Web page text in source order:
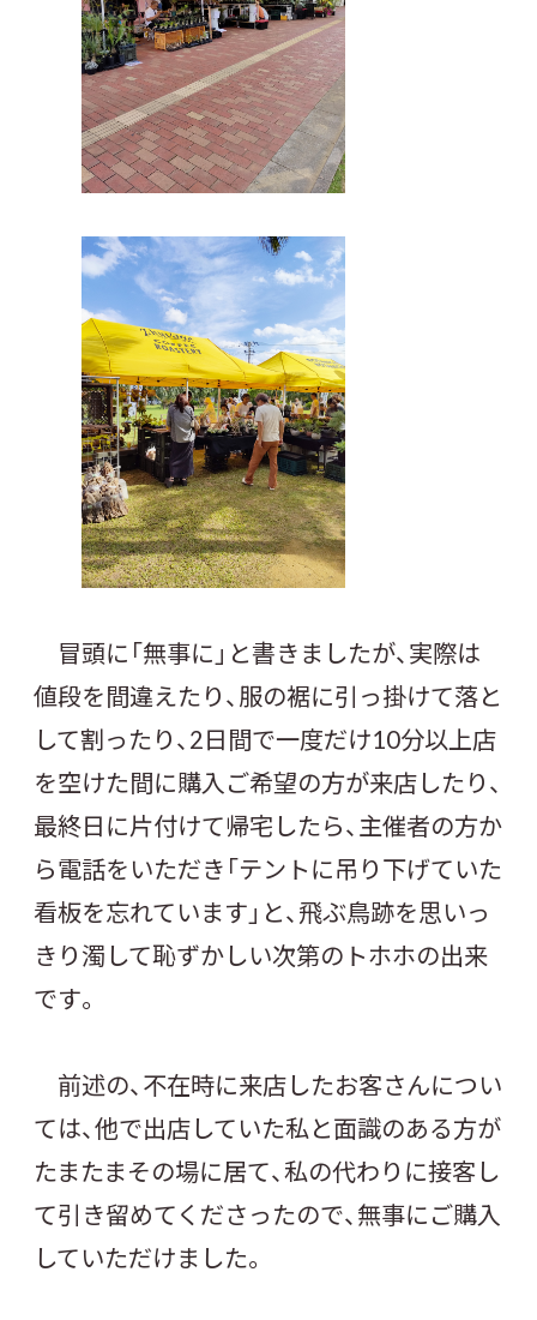
冒頭に「無事に」と書きましたが、実際は
値段を間違えたり、服の裾に引っ掛けて落と
して割ったり、2日間で一度だけ10分以上店
を空けた間に購入ご希望の方が来店したり、
最終日に片付けて帰宅したら、主催者の方か
ら電話をいただき「テントに吊り下げていた
看板を忘れています」と、飛ぶ鳥跡を思いっ
きり濁して恥ずかしい次第のトホホの出来
です。
前述の、不在時に来店したお客さんについ
ては、他で出店していた私と面識のある方が
たまたまその場に居て、私の代わりに接客し
て引き留めてくださったので、無事にご購入
していただけました。